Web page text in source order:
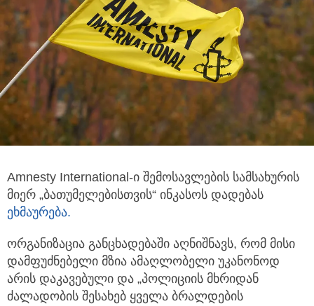
Amnesty International-ი შემოსავლების სამსახურის
მიერ „ბათუმელებისთვის“ ინკასოს დადებას
ეხმაურება.
ორგანიზაცია განცხადებაში აღნიშნავს, რომ მისი
დამფუძნებელი მზია ამაღლობელი უკანონოდ
არის დაკავებული და „პოლიციის მხრიდან
ძალადობის შესახებ ყველა ბრალდების